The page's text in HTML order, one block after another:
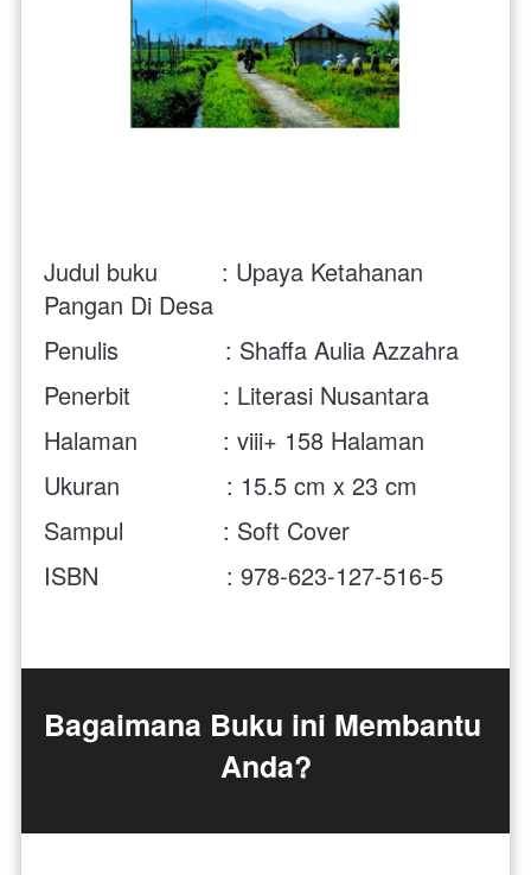
Judul buku         : Upaya Ketahanan
Pangan Di Desa
Penulis               : Shaffa Aulia Azzahra
Penerbit             : Literasi Nusantara
Halaman            : viii+ 158 Halaman
Ukuran               : 15.5 cm x 23 cm
Sampul              : Soft Cover
ISBN                  : 978-623-127-516-5
Bagaimana Buku ini Membantu
Anda?